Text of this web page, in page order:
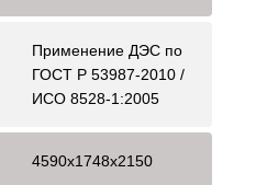
Применение ДЭС по
ГОСТ Р 53987-2010 /
ИСО 8528-1:2005
4590х1748х2150